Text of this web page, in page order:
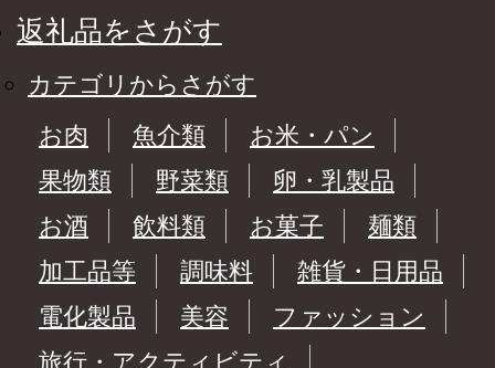
返礼品をさがす
カテゴリからさがす
お肉
魚介類
お米・パン
果物類
野菜類
卵・乳製品
お酒
飲料類 お菓子
麺類
加工品等
調味料
雑貨・日用品
電化製品
美容
ファッション
旅行・アクティビティ